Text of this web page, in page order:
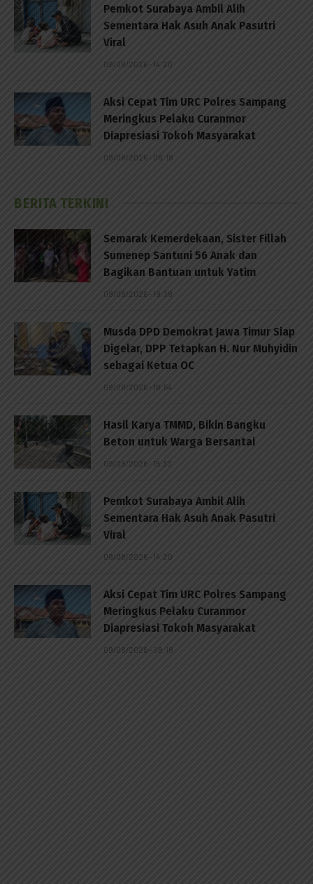
Pemkot Surabaya Ambil Alih
Sementara Hak Asuh Anak Pasutri
Viral
09/08/2026 - 14:20
Aksi Cepat Tim URC Polres Sampang
Meringkus Pelaku Curanmor
Diapresiasi Tokoh Masyarakat
09/08/2026 - 08:18
BERITA TERKINI
Semarak Kemerdekaan, Sister Fillah
Sumenep Santuni 56 Anak dan
Bagikan Bantuan untuk Yatim
09/08/2026 - 19:39
Musda DPD Demokrat Jawa Timur Siap
Digelar, DPP Tetapkan H. Nur Muhyidin
sebagai Ketua OC
09/08/2026 - 18:54
Hasil Karya TMMD, Bikin Bangku
Beton untuk Warga Bersantai
09/08/2026 - 15:30
Pemkot Surabaya Ambil Alih
Sementara Hak Asuh Anak Pasutri
Viral
09/08/2026 - 14:20
Aksi Cepat Tim URC Polres Sampang
Meringkus Pelaku Curanmor
Diapresiasi Tokoh Masyarakat
09/08/2026 - 08:18